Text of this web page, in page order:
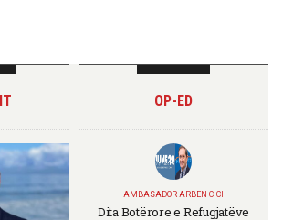
OP-ED
AMBASADOR ARBEN CICI
Dita Botërore e Refugjatëve